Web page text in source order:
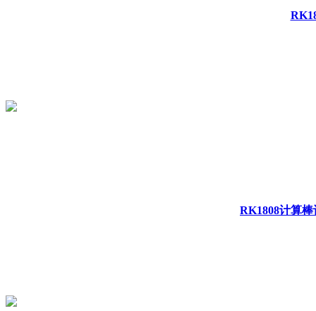
RK1808计算